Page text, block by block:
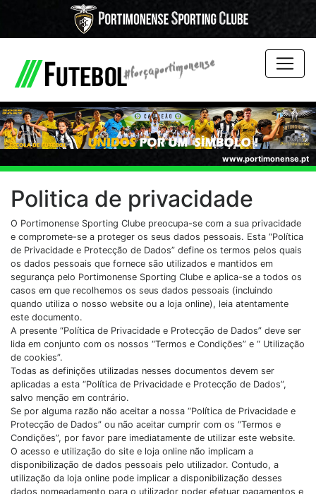
www.portimonense.pt
Politica de privacidade
O Portimonense Sporting Clube preocupa-se com a sua privacidade
e compromete-se a proteger os seus dados pessoais. Esta “Política
de Privacidade e Protecção de Dados” define os termos pelos quais
os dados pessoais que fornece são utilizados e mantidos em
segurança pelo Portimonense Sporting Clube e aplica-se a todos os
casos em que recolhemos os seus dados pessoais (incluindo
quando utiliza o nosso website ou a loja online), leia atentamente
este documento.
A presente “Política de Privacidade e Protecção de Dados” deve ser
lida em conjunto com os nossos “Termos e Condições” e “ Utilização
de cookies”.
Todas as definições utilizadas nesses documentos devem ser
aplicadas a esta “Política de Privacidade e Protecção de Dados”,
salvo menção em contrário.
Se por alguma razão não aceitar a nossa “Política de Privacidade e
Protecção de Dados” ou não aceitar cumprir com os “Termos e
Condições”, por favor pare imediatamente de utilizar este website.
O acesso e utilização do site e loja online não implicam a
disponibilização de dados pessoais pelo utilizador. Contudo, a
utilização da loja online pode implicar a disponibilização desses
dados nomeadamento para o utilizador poder efetuar pagamentos e